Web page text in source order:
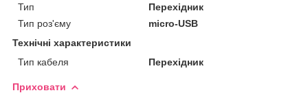
Тип
Перехідник
Тип роз'єму
micro-USB
Технічні характеристики
Тип кабеля
Перехідник
Приховати